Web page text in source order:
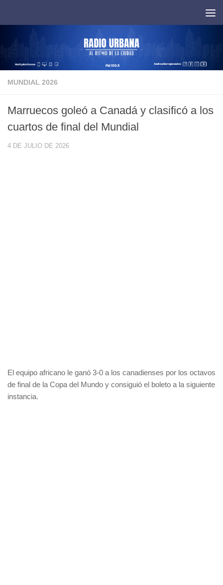
MUNDIAL 2026
Marruecos goleó a Canadá y clasificó a los
cuartos de final del Mundial
4 DE JULIO DE 2026
El equipo africano le ganó 3-0 a los canadienses por los octavos
de final de la Copa del Mundo y consiguió el boleto a la siguiente
instancia.